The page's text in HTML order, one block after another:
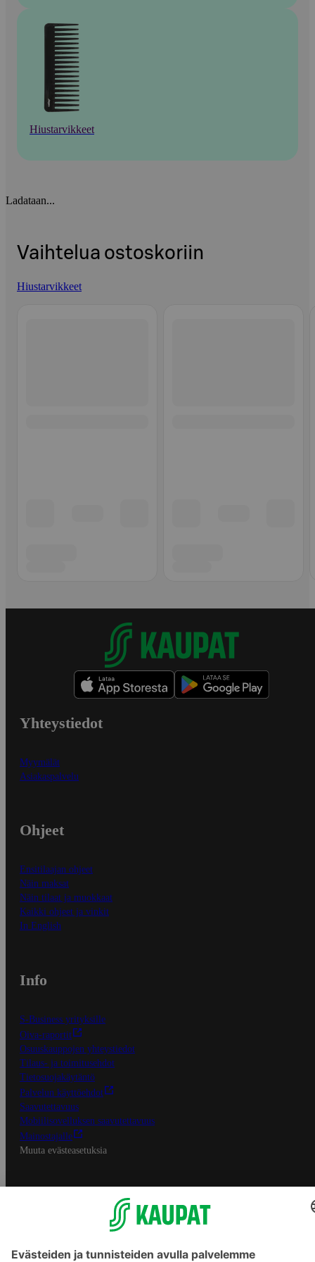
Hiustarvikkeet
Ladataan...
Vaihtelua ostoskoriin
Hiustarvikkeet
Yhteystiedot
Myymälät
Asiakaspalvelu
Ohjeet
Ensitilaajan ohjeet
Näin maksat
Näin tilaat ja muokkaat
Kaikki ohjeet ja vinkit
In English
Info
S-Business yrityksille
Oiva-raportit
Osuuskauppojen yhteystiedot
Tilaus- ja toimitusehdot
Tietosuojakäytäntö
Palvelun käyttöehdot
Saavutettavuus
Mobiilisovelluksen saavutettavuus
Mainostajalle
Muuta evästeasetuksia
S-ryhmän palvelut